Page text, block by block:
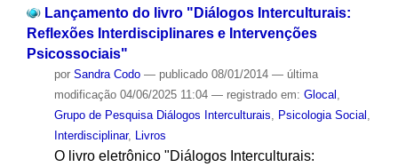
Lançamento do livro "Diálogos Interculturais:
Reflexões Interdisciplinares e Intervenções
Psicossociais"
por Sandra Codo — publicado08/01/2014 — última
modificação04/06/2025 11:04 — registrado em: Glocal
Grupo de Pesquisa Diálogos Interculturais
Psicologia Social
Interdisciplinar, Livros
O livro eletrônico "Diálogos Interculturais: